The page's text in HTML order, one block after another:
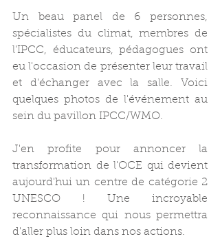
Un beau panel de 6 personnes,
spécialistes du climat, membres de
l'IPCC, éducateurs, pédagogues ont
eu l'occasion de présenter leur travail
et d'échanger avec la salle. Voici
quelques photos de l'événement au
sein du pavillon IPCC/WMO.
J'en profite pour annoncer la
transformation de l'OCE qui devient
aujourd'hui un centre de catégorie 2
UNESCO ! Une incroyable
reconnaissance qui nous permettra
d'aller plus loin dans nos actions.